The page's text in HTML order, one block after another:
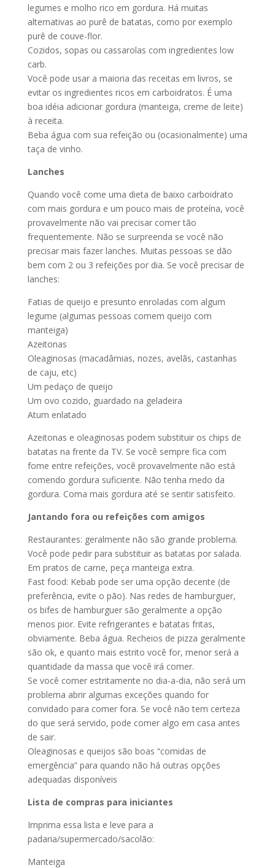
legumes e molho rico em gordura. Há muitas
alternativas ao purê de batatas, como por exemplo
purê de couve-flor.
Cozidos, sopas ou cassarolas com ingredientes low
carb.
Você pode usar a maioria das receitas em livros, se
evitar os ingredientes ricos em carboidratos. É uma
boa idéia adicionar gordura (manteiga, creme de leite)
à receita.
Beba água com sua refeição ou (ocasionalmente) uma
taça de vinho.
Lanches
Quando você come uma dieta de baixo carboidrato
com mais gordura e um pouco mais de proteína, você
provavelmente não vai precisar comer tão
frequentemente. Não se surpreenda se você não
precisar mais fazer lanches. Muitas pessoas se dão
bem com 2 ou 3 refeições por dia. Se você precisar de
lanches:
Fatias de queijo e presunto enroladas com algum
legume (algumas pessoas comem queijo com
manteiga)
Azeitonas
Oleaginosas (macadâmias, nozes, avelãs, castanhas
de caju, etc)
Um pedaço de queijo
Um ovo cozido, guardado na geladeira
Atum enlatado
Azeitonas e oleaginosas podem substituir os chips de
batatas na frente da TV. Se você sempre fica com
fome entre refeições, você provavelmente não está
comendo gordura suficiente. Não tenha medo da
gordura. Coma mais gordura até se sentir satisfeito.
Jantando fora ou refeições com amigos
Restaurantes: geralmente não são grande problema.
Você pode pedir para substituir as batatas por salada.
Em pratos de carne, peça manteiga extra.
Fast food: Kebab pode ser uma opção decente (de
preferência, evite o pão). Nas redes de hamburguer,
os bifes de hamburguer são geralmente a opção
menos pior. Evite refrigerantes e batatas fritas,
obviamente. Beba água. Recheios de pizza geralmente
são ok, e quanto mais estrito você for, menor será a
quantidade da massa que você irá comer.
Se você comer estritamente no dia-a-dia, não será um
problema abrir algumas exceções quando for
convidado para comer fora. Se você não tem certeza
do que será servido, pode comer algo em casa antes
de sair.
Oleaginosas e queijos são boas “comidas de
emergência” para quando não há outras opções
adequadas disponíveis
Lista de compras para iniciantes
Imprima essa lista e leve para a
padaria/supermercado/sacolão:
Manteiga